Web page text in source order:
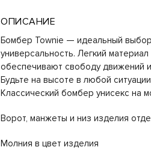
ОПИСАНИЕ
Бомбер Townie — идеальный
универсальность. Легкий
обеспечивают свободу движений
Будьте на высоте в любой
Классический бомбер унисекс на
Ворот, манжеты и низ изделия
Молния в цвет изделия